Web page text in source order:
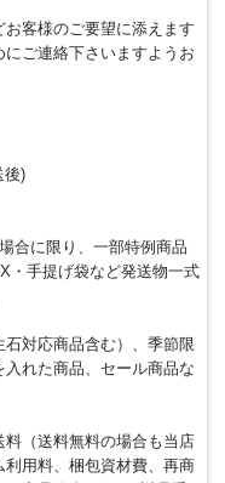
お客様のご要望に添えます
ご連絡下さいますようお
後)
合に限り、一部特例商品
・手提げ袋など発送物一式
対応商品含む）、季節限
れた商品、セール商品な
料（送料無料の場合も当店
用料、梱包資材費、再商